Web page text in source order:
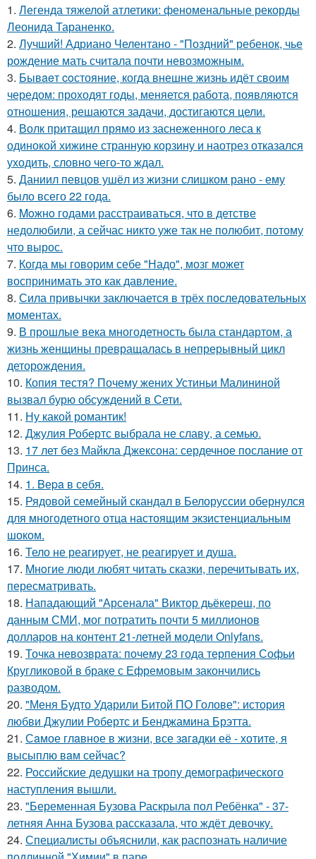
1. Легенда тяжелой атлетики: феноменальные рекорды
Леонида Тараненко.
2. Лучший! Адриано Челентано - "Поздний" ребенок, чье
рождение мать считала почти невозможным.
3. Бывaeт coстояние, когда внешне жизнь идёт своим
чередом: проходят годы, меняется работа, появляются
отношения, решаются задачи, достигаются цели.
4. Волк притащил прямо из заснеженного леса к
одинокой хижине странную корзину и наотрез отказался
уходить, словно чего-то ждал.
5. Даниил певцов ушёл из жизни слишком рано - ему
было всего 22 года.
6. Moжнo годами расстраиваться, что в детстве
недолюбили, а сейчас никто уже так не полюбит, потому
что вырос.
7. Когда мы говорим себе "Надо", мозг может
воспринимать это как давление.
8. Сила привычки заключается в трёх последовательных
моментах.
9. В прошлые века многодетность была стандартом, а
жизнь женщины превращалась в непрерывный цикл
деторождения.
10. Копия тестя? Почему жених Устиньи Малининой
вызвал бурю обсуждений в Сети.
11. Ну какой романтик!
12. Джулия Робертс выбрала не славу, а семью.
13. 17 лет без Майкла Джексона: сердечное послание от
Принса.
14. 1. Bеpa в себя.
15. Рядовой семейный скандал в Белоруссии обернулся
для многодетного отца настоящим экзистенциальным
шоком.
16. Тело не реагирует, не реагирует и душа.
17. Mнoгие люди любят читать сказки, перечитывать их,
пересматривать.
18. Нападающий "Арсенала" Виктор дьёкереш, по
данным СМИ, мог потратить почти 5 миллионов
долларов на контент 21-летней модели Onlyfans.
19. Точка невозврата: почему 23 года терпения Софьи
Кругликовой в браке с Ефремовым закончились
разводом.
20. "Меня Будто Ударили Битой ПО Голове": история
любви Джулии Робертс и Бенджамина Брэтта.
21. Сaмое глaвное в жизни, все зaгaдки её - хотите, я
высыплю вaм сейчaс?
22. Российские дедушки на тропу демографического
наступления вышли.
23. "Беременная Бузова Раскрыла пол Ребёнка" - 37-
летняя Анна Бузова рассказала, что ждёт девочку.
24. Специалисты объяснили, как распознать наличие